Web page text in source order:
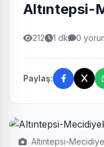
Altıntepsi-
212 1 dk 0
Paylaş:
Altıntepsi-